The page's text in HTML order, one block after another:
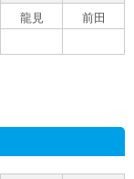
龍見
前田